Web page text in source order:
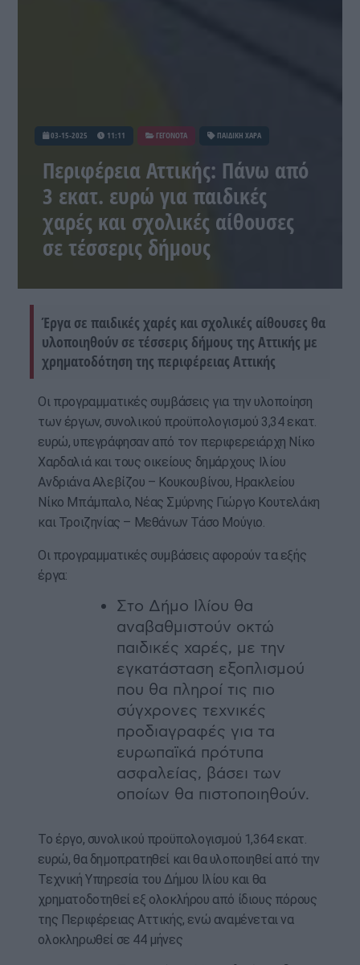
03-15-2025 11:11 ΓΕΓΟΝΟΤΑ ΠΑΙΔΙΚΗ ΧΑΡΑ
Περιφέρεια Αττικής: Πάνω από
3 εκατ. ευρώ για παιδικές
χαρές και σχολικές αίθουσες
σε τέσσερις δήμους
Έργα σε παιδικές χαρές και σχολικές αίθουσες θα
υλοποιηθούν σε τέσσερις δήμους της Αττικής με
χρηματοδότηση της περιφέρειας Αττικής
Οι προγραμματικές συμβάσεις για την υλοποίηση
των έργων, συνολικού προϋπολογισμού 3,34 εκατ.
ευρώ, υπεγράφησαν από τον περιφερειάρχη Νίκο
Χαρδαλιά και τους οικείους δημάρχους Ιλίου
Ανδριάνα Αλεβίζου – Κουκουβίνου, Ηρακλείου
Νίκο Μπάμπαλο, Νέας Σμύρνης Γιώργο Κουτελάκη
και Τροιζηνίας – Μεθάνων Τάσο Μούγιο.
Οι προγραμματικές συμβάσεις αφορούν τα εξής
έργα:
Στο Δήμο Ιλίου θα
αναβαθμιστούν οκτώ
παιδικές χαρές, με την
εγκατάσταση εξοπλισμού
που θα πληροί τις πιο
σύγχρονες τεχνικές
προδιαγραφές για τα
ευρωπαϊκά πρότυπα
ασφαλείας, βάσει των
οποίων θα πιστοποιηθούν.
Το έργο, συνολικού προϋπολογισμού 1,364 εκατ.
ευρώ, θα δημοπρατηθεί και θα υλοποιηθεί από την
Τεχνική Υπηρεσία του Δήμου Ιλίου και θα
χρηματοδοτηθεί εξ ολοκλήρου από ίδιους πόρους
της Περιφέρειας Αττικής, ενώ αναμένεται να
ολοκληρωθεί σε 44 μήνες